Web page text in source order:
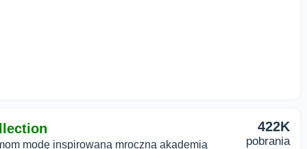
modę inspirowaną mroczną akademią
422K
pobrania